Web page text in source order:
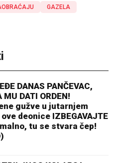
GAZELA
DANAS PANČEVAC,
MU DATI ORDEN!
gužve u jutarnjem
deonice IZBEGAVAJTE
tu se stvara čep!